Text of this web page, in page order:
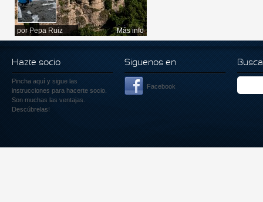
porPepa Ruiz Más info
Hazte socio
Pincha aquí y sigue las
instrucciones para hacerte socio.
Son muchas las ventajas.
Descúbrelas!
Siguenos en
Facebook